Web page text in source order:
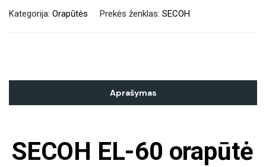
Kategorija: Orapūtės Prekės ženklas: SECOH
Aprašymas
SECOH EL-60 orapūtė